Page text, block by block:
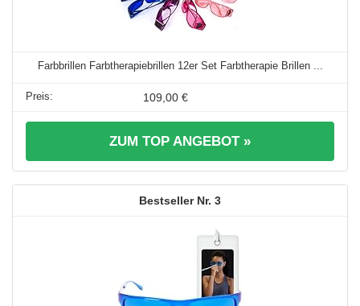
Farbbrillen Farbtherapiebrillen 12er Set Farbtherapie Brillen ...
109,00 €
ZUM TOP ANGEBOT »
3